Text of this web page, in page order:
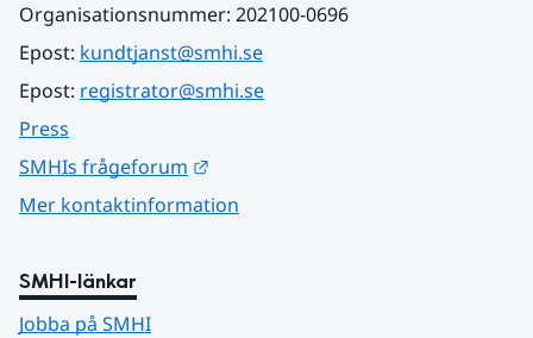
Organisationsnummer: 202100-0696
Epost: kundtjanst@smhi.se
Epost: registrator@smhi.se
Press
SMHIs frågeforum
Mer kontaktinformation
SMHI-länkar
Jobba på SMHI